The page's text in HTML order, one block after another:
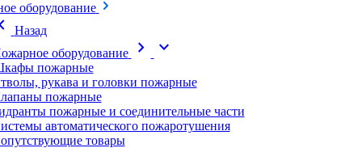
оборудование
Назад
оборудование
chevron_right expand_more
пожарные
рукава и головки пожарные
пожарные
пожарные и соединительные части
автоматического пожаротушения
товары